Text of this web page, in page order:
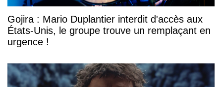
Gojira : Mario Duplantier interdit d'accès aux
États-Unis, le groupe trouve un remplaçant en
urgence !